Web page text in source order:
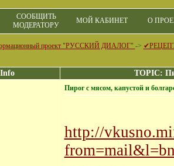
СООБЩИТЬ
МОДЕРАТОРУ
МОЙ КАБИНЕТ О
проект "РУССКИЙ ДИАЛОГ" ->
TOPIC:
Пирог с мясом, капустой и
http://